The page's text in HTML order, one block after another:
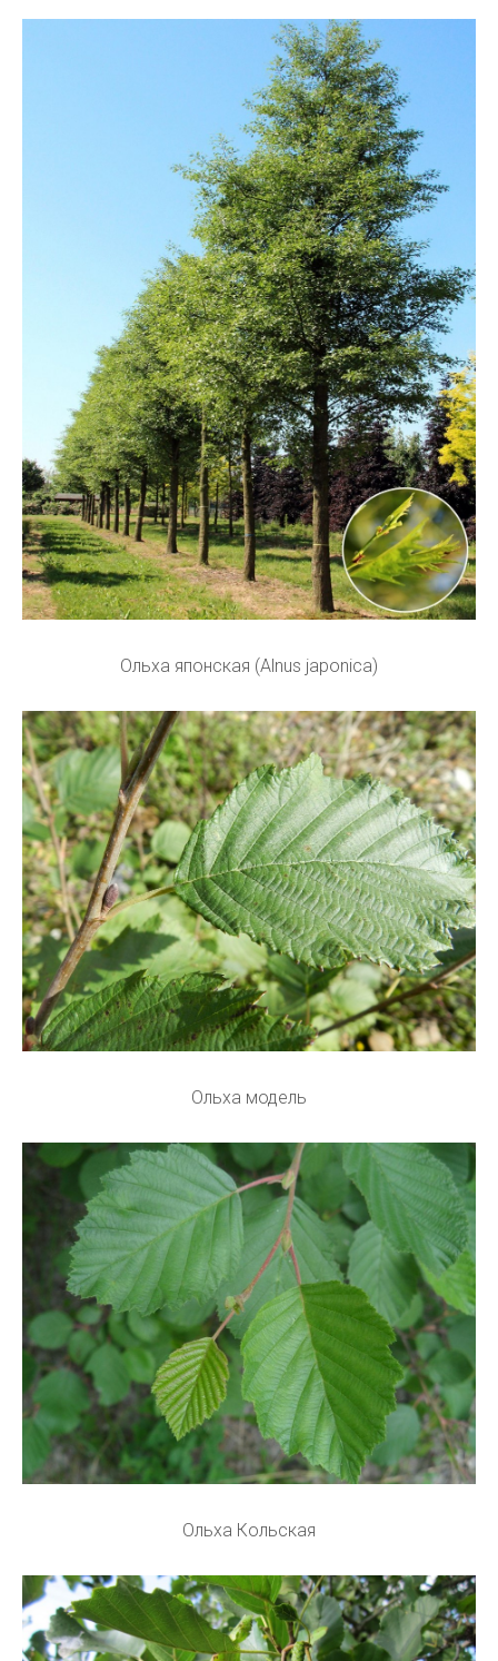
Ольха японская (Alnus japonica)
Ольха модель
Ольха Кольская